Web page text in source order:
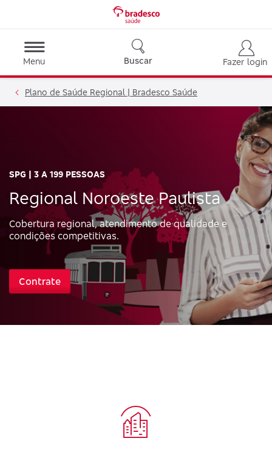
Menu Buscar Fazer login
Plano de Saúde Regional | Bradesco Saúde
SPG | 3 A 199 PESSOAS
Regional Noroeste Paulista
Cobertura regional, atendimento de qualidade e
condições competitivas.
Contrate